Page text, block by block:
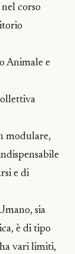
corso
Animale e
modulare,
e di
sia
è di tipo
vari limiti,